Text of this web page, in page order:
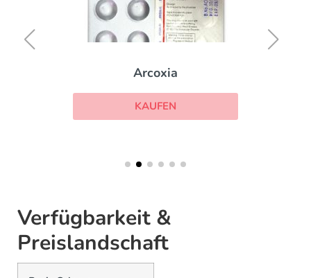
Arcoxia
KAUFEN
Verfügbarkeit &
Preislandschaft